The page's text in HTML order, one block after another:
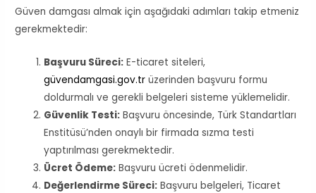
Güven damgası almak için aşağıdaki adımları takip etmeniz
gerekmektedir:
Başvuru Süreci: E-ticaret siteleri,
güvendamgasi.gov.tr üzerinden başvuru formu
doldurmalı ve gerekli belgeleri sisteme yüklemelidir.
Güvenlik Testi: Başvuru öncesinde, Türk Standartları
Enstitüsü’nden onaylı bir firmada sızma testi
yaptırılması gerekmektedir.
Ücret Ödeme: Başvuru ücreti ödenmelidir.
Değerlendirme Süreci: Başvuru belgeleri, Ticaret